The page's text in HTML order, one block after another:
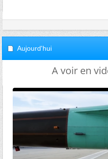
Aujourd'hui
A voir en